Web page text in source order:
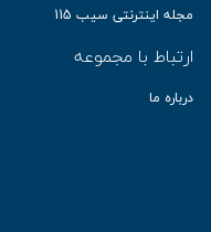
مجله اینترنتی سیب 115
ارتباط با مجموعه
درباره ما